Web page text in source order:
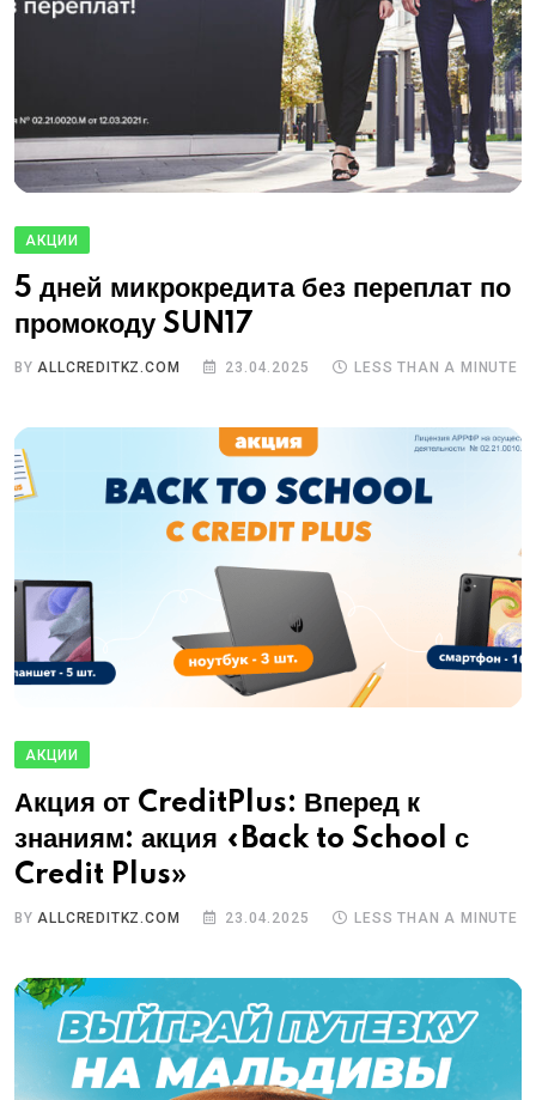
АКЦИИ
5 дней микрокредита без переплат по
промокоду SUN17
BY ALLCREDITKZ.COM 23.04.2025 LESS THAN A MINUTE
АКЦИИ
Акция от CreditPlus: Вперед к
знаниям: акция «Back to School с
Credit Plus»
BYALLCREDITKZ.COM 23.04.2025 LESS THAN A MINUTE